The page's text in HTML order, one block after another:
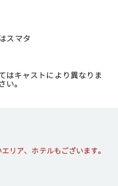
スマタ
はキャストにより異なりま
。
リア、ホテルもございます。